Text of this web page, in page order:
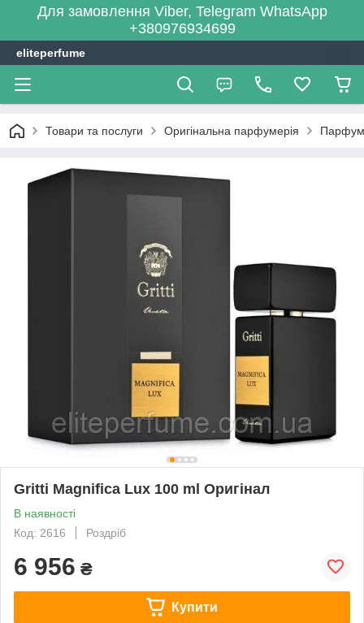
Для замовлення Viber, Telegram WhatsApp
+380976934699
eliteperfume
Товари та послуги Оригінальна парфумерія
Gritti Magnifica Lux 100 ml Оригінал
В наявності
Код: 2616
Роздріб
6 956 ₴
Купити